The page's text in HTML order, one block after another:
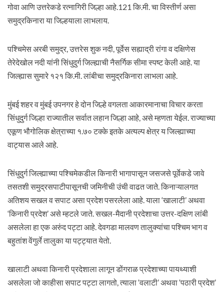
गोवा आणि उत्तरेकडे रत्नागिरी जिल्हा आहे.121 कि.मी. चा विस्तीर्ण असा
समुद्रकिनारा या जिल्हयाला लाभलाय.
पश्चिमेस अरबी समुद्र, उत्तरेस शुक नदी, पूर्वेस सह्याद्री रांगा व दक्षिणेस
तेरेदेखोल नदी यांनी सिंधुदुर्ग जिल्ह्याची नैसर्गिक सीमा स्पष्ट केली आहे. या
जिल्ह्यास सुमारे १२१ कि.मी. लांबीचा समुद्रकिनारा लाभला आहे.
मुंबई शहर व मुंबई उपनगर हे दोन जिल्हे वगलता आकारमानाचा विचार करता
सिंधुदुर्ग जिल्हा राज्यातील सर्वात लहान जिल्हा आहे, असे म्हणता येईल. राज्याच्या
एकूण भौगोलिक क्षेत्राच्या १.७० टक्के इतके अत्यल्प क्षेत्र य जिल्ह्याच्या
वाट्यास आले आहे.
सिंधुदुर्ग जिल्ह्याच्या पश्चिमेकडील किनारी भागापासून जसजसे पूर्वेकडे जावे
तसतशी समुद्रसपाटीपासूनची जमिनीची उंची वाढत जाते. किनाऱ्यालगत
अतिशय सखल व सपाट असा प्रदेश पसरलेला आहे. याला ‘खालाटी’ अथवा
‘किनारी प्रदेश’ असे म्हटले जाते. सखल-मैदानी प्रदेशाचा उत्तर-दक्षिण लांबी
असलेला हा एक अरुंद पट्टा आहे. देवगडा मालवण तालुक्यांचा पश्चिम भाग व
बहुतांश वेंगुर्ले तालुका या पट्ट्यात येतो.
खालाटी अथवा किनारी प्रदेशाला लागून डोंगराळ प्रदेशाच्या पायथ्याशी
असलेला जो काहीसा सपाट पट्टा लागतो, त्याला ‘वलाटी’ अथवा ‘पठारी प्रदेश’